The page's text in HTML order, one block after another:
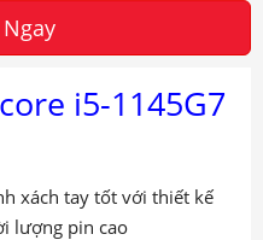
i5-1145G7
xách tay tốt với thiết kế
lượng pin cao